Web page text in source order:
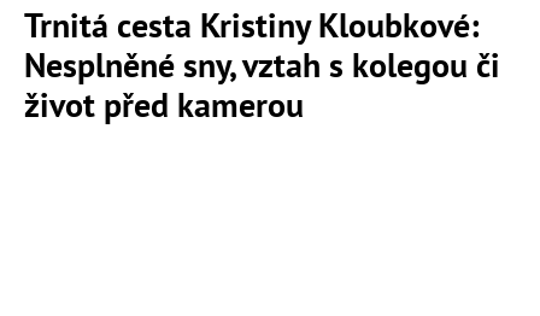
Trnitá cesta Kristiny Kloubkové:
Nesplněné sny, vztah s kolegou či
život před kamerou